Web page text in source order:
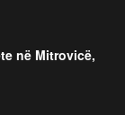
në Mitrovicë,